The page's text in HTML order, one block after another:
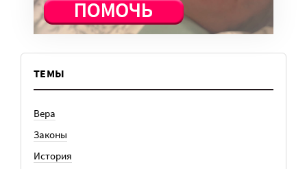
ТЕМЫ
Вера
Законы
История